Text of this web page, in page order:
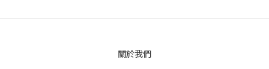
關於我們